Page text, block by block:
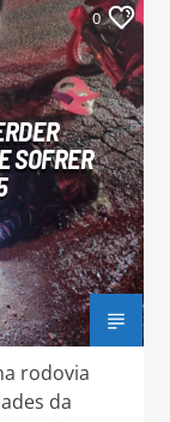
0
SOFRER
rodovia
da